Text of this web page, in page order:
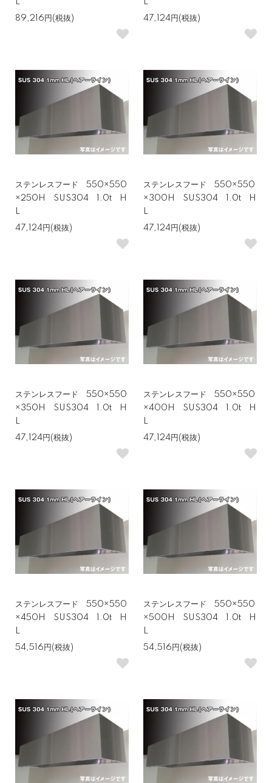
L
89,216円(税抜)
L
47,124円(税抜)
ステンレスフード 550×550
×250H SUS304 1.0t H
L
47,124円(税抜)
ステンレスフード 550×550
×300H SUS304 1.0t H
L
47,124円(税抜)
ステンレスフード 550×550
×350H SUS304 1.0t H
L
47,124円(税抜)
ステンレスフード 550×550
×400H SUS304 1.0t H
L
47,124円(税抜)
ステンレスフード 550×550
×450H SUS304 1.0t H
L
54,516円(税抜)
ステンレスフード 550×550
×500H SUS304 1.0t H
L
54,516円(税抜)